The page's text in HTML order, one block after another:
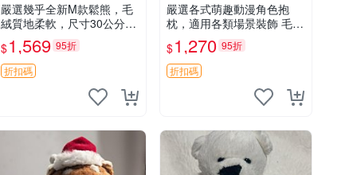
嚴選幾乎全新M款鬆熊，毛
絨質地柔軟，尺寸30公分，
做工精緻可愛，適合收藏或
贈送親友。中古使用痕跡，
手感依然優良。 鬆熊 嬰熊
毛玩偶
$1,569 95折
折扣碼
嚴選各式萌趣動漫角色抱
枕，適用各類場景裝飾 毛絨
玩具、卡通抱枕、趣味玩偶
$1,270 95折
折扣碼